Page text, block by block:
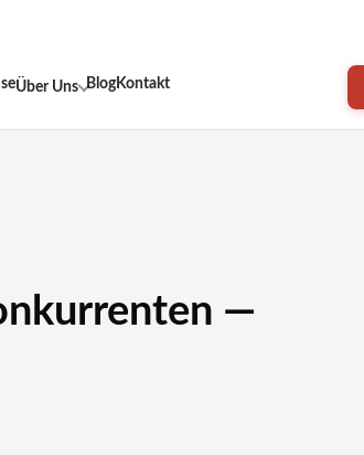
Über Uns BlogKontakt
—